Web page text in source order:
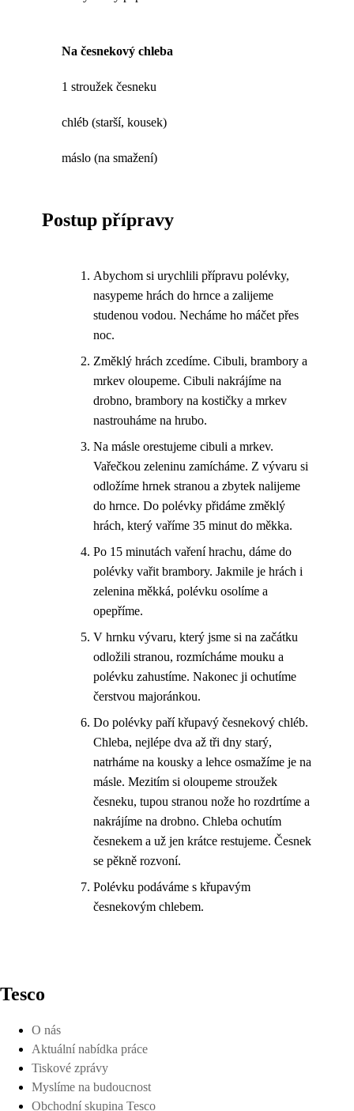
Na česnekový chleba
1 stroužek česneku
chléb (starší, kousek)
máslo (na smažení)
Postup přípravy
Abychom si urychlili přípravu polévky,
nasypeme hrách do hrnce a zalijeme
studenou vodou. Necháme ho máčet přes
noc.
Změklý hrách zcedíme. Cibuli, brambory a
mrkev oloupeme. Cibuli nakrájíme na
drobno, brambory na kostičky a mrkev
nastrouháme na hrubo.
Na másle orestujeme cibuli a mrkev.
Vařečkou zeleninu zamícháme. Z vývaru si
odložíme hrnek stranou a zbytek nalijeme
do hrnce. Do polévky přidáme změklý
hrách, který vaříme 35 minut do měkka.
Po 15 minutách vaření hrachu, dáme do
polévky vařit brambory. Jakmile je hrách i
zelenina měkká, polévku osolíme a
opepříme.
V hrnku vývaru, který jsme si na začátku
odložili stranou, rozmícháme mouku a
polévku zahustíme. Nakonec ji ochutíme
čerstvou majoránkou.
Do polévky paří křupavý česnekový chléb.
Chleba, nejlépe dva až tři dny starý,
natrháme na kousky a lehce osmažíme je na
másle. Mezitím si oloupeme stroužek
česneku, tupou stranou nože ho rozdrtíme a
nakrájíme na drobno. Chleba ochutím
česnekem a už jen krátce restujeme. Česnek
se pěkně rozvoní.
Polévku podáváme s křupavým
česnekovým chlebem.
Tesco
O nás
Aktuální nabídka práce
Tiskové zprávy
Myslíme na budoucnost
Obchodní skupina Tesco